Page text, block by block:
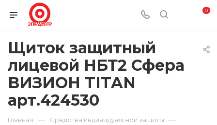
0
Щиток защитный
лицевой НБТ2 Сфера
ВИЗИОН TITAN
арт.424530
Главная — Средства индивидуальной защиты —